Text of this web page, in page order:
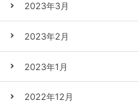
2023年3月
2023年2月
2023年1月
2022年12月